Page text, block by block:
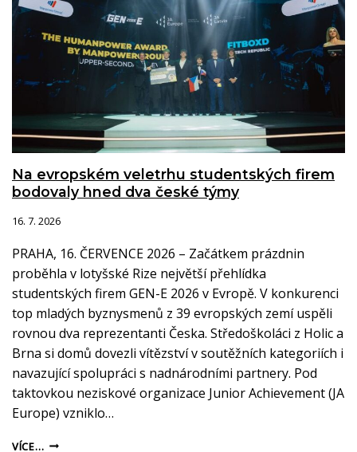
Na evropském veletrhu studentských firem
bodovaly hned dva české týmy
16. 7. 2026
PRAHA, 16. ČERVENCE 2026 – Začátkem prázdnin
proběhla v lotyšské Rize největší přehlídka
studentských firem GEN-E 2026 v Evropě. V konkurenci
top mladých byznysmenů z 39 evropských zemí uspěli
rovnou dva reprezentanti Česka. Středoškoláci z Holic a
Brna si domů dovezli vítězství v soutěžních kategoriích i
navazující spolupráci s nadnárodními partnery. Pod
taktovkou neziskové organizace Junior Achievement (JA
Europe) vzniklo…
VÍCE…